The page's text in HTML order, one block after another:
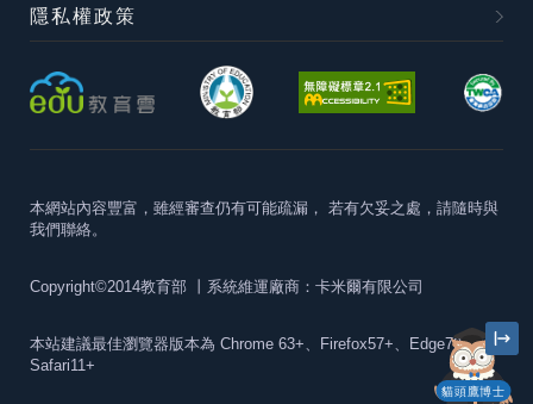
貓頭鷹博士
隱私權政策
本網站內容豐富，雖經審查仍有可能疏漏， 若有欠妥之處，請隨時與
我們聯絡。
Copyright©2014教育部 丨系統維運廠商：卡米爾有限公司
本站建議最佳瀏覽器版本為 Chrome 63+、Firefox57+、Edge79+及
Safari11+